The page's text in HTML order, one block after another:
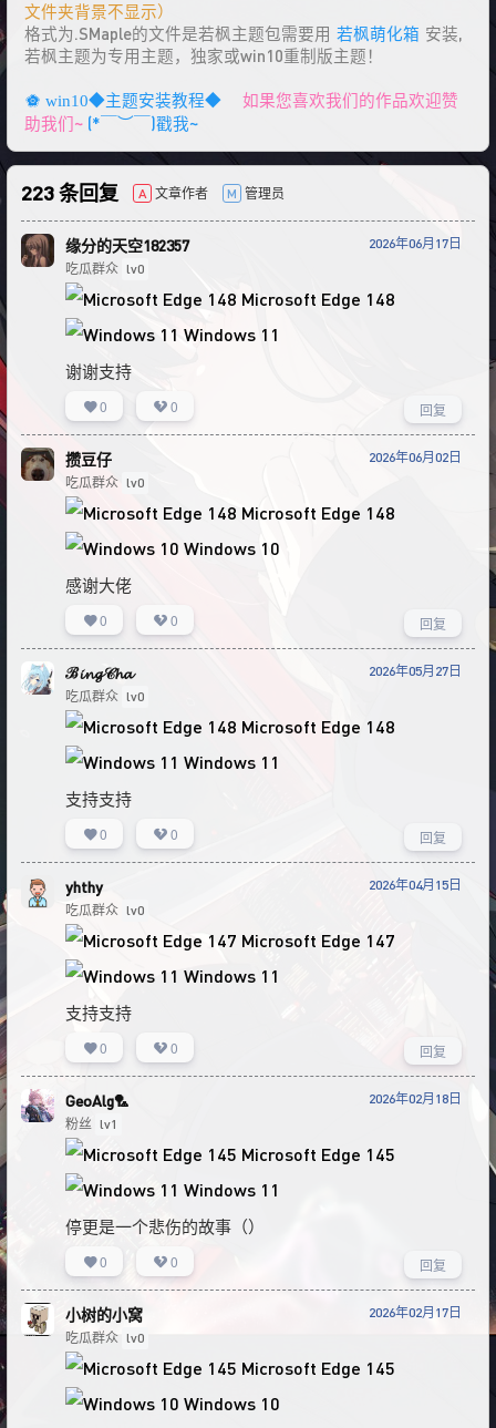
文件夹背景不显示）
格式为.SMaple的文件是若枫主题包需要用 若枫萌化箱 安装,
若枫主题为专用主题，独家或win10重制版主题！
win10◆主题安装教程◆
如果您喜欢我们的作品欢迎赞
助我们~ (*￣︶￣)戳我~
223 条回复 A 文章作者 M 管理员
缘分的天空182357
吃瓜群众 lv0
2026年06月17日
Microsoft Edge 148
Windows 11
谢谢支持
0 0 回复
攒豆仔
吃瓜群众 lv0
2026年06月02日
Microsoft Edge 148
Windows 10
感谢大佬
0 0 回复
ℬ𝓲𝓷𝓰𝒞𝓱𝓪
吃瓜群众 lv0
2026年05月27日
Microsoft Edge 148
Windows 11
支持支持
0 0 回复
yhthy
吃瓜群众 lv0
2026年04月15日
Microsoft Edge 147
Windows 11
支持支持
0 0 回复
GeoAlg🏸
粉丝 lv1
2026年02月18日
Microsoft Edge 145
Windows 11
停更是一个悲伤的故事（）
0 0 回复
小树的小窝
吃瓜群众 lv0
2026年02月17日
Microsoft Edge 145
Windows 10